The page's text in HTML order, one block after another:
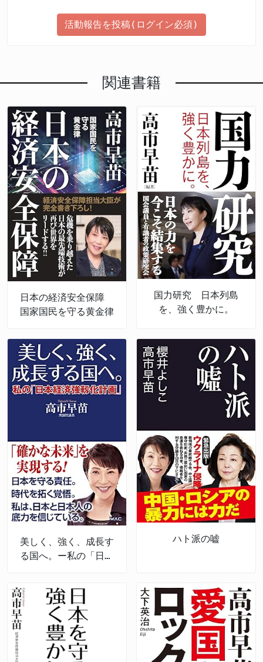
活動報告を投稿(ログイン必須)
関連書籍
日本の経済安全保障
国家国民を守る黄金律
国力研究 日本列島
を、強く豊かに。
美しく、強く、成長す
る国へ。ー私の「日本
ハト派の嘘